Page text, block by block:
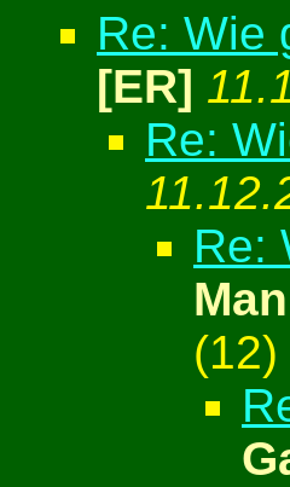
Re: Wie
[ER]
Re:
Re:
(12)